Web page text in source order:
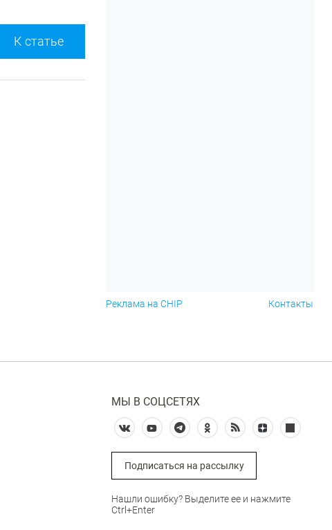
К статье
Реклама на CHIP Контакты
МЫ В СОЦСЕТЯХ
Подписаться на рассылку
Нашли ошибку? Выделите ее и нажмите
Ctrl+Enter